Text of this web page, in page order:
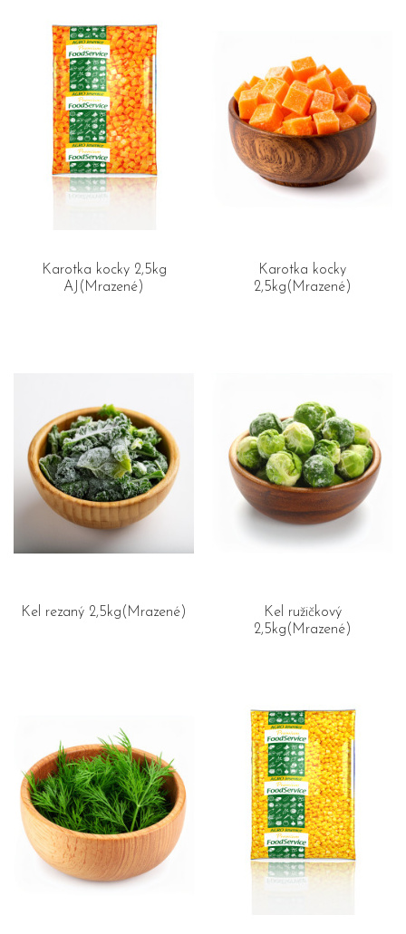
Karotka kocky 2,5kg
AJ(Mrazené)
Karotka kocky
2,5kg(Mrazené)
Kel rezaný 2,5kg(Mrazené)
Kel ružičkový
2,5kg(Mrazené)